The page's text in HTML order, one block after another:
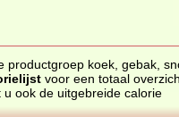
productgroep koek, gebak,
voor een totaal overzicht